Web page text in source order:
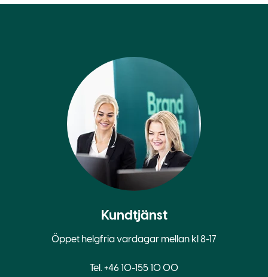
Kundtjänst
Öppet helgfria vardagar mellan kl 8-17
Tel. +46 10-155 10 00